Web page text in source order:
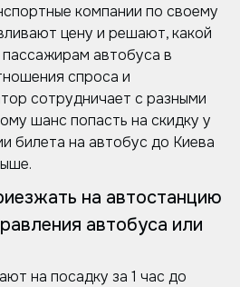
компании по своему
цену и решают, какой
автобуса в
спроса и
сотрудничает с разными
шанс попасть на скидку у
билета на автобус до Киева
на автостанцию
автобуса или
на посадку за 1 час до